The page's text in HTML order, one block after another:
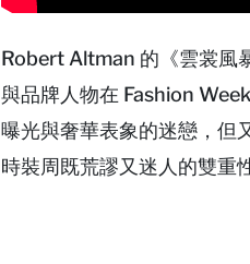
Robert Altman 的《雲裳風
與品牌人物在 Fashion
曝光與奢華表象的迷戀，但
時裝周既荒謬又迷人的雙重性